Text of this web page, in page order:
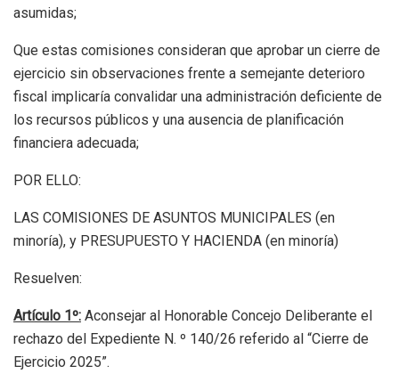
asumidas;
Que estas comisiones consideran que aprobar un cierre de
ejercicio sin observaciones frente a semejante deterioro
fiscal implicaría convalidar una administración deficiente de
los recursos públicos y una ausencia de planificación
financiera adecuada;
POR ELLO:
LAS COMISIONES DE ASUNTOS MUNICIPALES (en
minoría), y PRESUPUESTO Y HACIENDA (en minoría)
Resuelven:
Artículo 1º: Aconsejar al Honorable Concejo Deliberante el
rechazo del Expediente N. º 140/26 referido al “Cierre de
Ejercicio 2025”.